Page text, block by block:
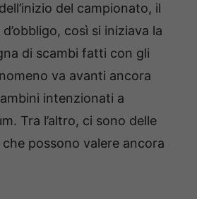
del campionato, il
così si iniziava la
di scambi fatti con gli
va avanti ancora
intenzionati a
Tra l’altro, ci sono delle
possono valere ancora